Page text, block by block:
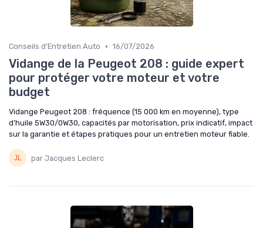
Conseils d'Entretien Auto • 16/07/2026
Vidange de la Peugeot 208 : guide expert
pour protéger votre moteur et votre
budget
Vidange Peugeot 208 : fréquence (15 000 km en moyenne), type
d’huile 5W30/0W30, capacités par motorisation, prix indicatif, impact
sur la garantie et étapes pratiques pour un entretien moteur fiable.
par Jacques Leclerc